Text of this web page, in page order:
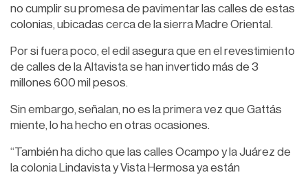
no cumplir su promesa de pavimentar las calles de estas
colonias, ubicadas cerca de la sierra Madre Oriental.
Por si fuera poco, el edil asegura que en el revestimiento
de calles de la Altavista se han invertido más de 3
millones 600 mil pesos.
Sin embargo, señalan, no es la primera vez que Gattás
miente, lo ha hecho en otras ocasiones.
“También ha dicho que las calles Ocampo y la Juárez de
la colonia Lindavista y Vista Hermosa ya están